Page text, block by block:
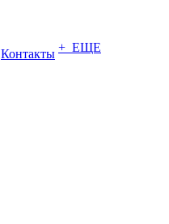
Контакты + ЕЩЕ